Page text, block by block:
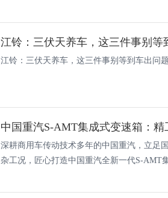
江铃：三伏天养车，这三件事别等
江铃：三伏天养车，这三件事别等到车出问
深耕商用车传动技术多年的中国重汽，立足
杂工况，匠心打造中国重汽全新一代S-AMT